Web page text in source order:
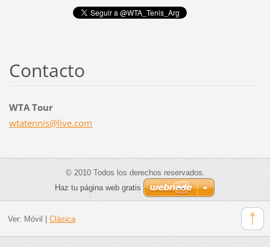
Contacto
WTA Tour
wtatennis@live.com
© 2010 Todos los derechos reservados.
Haz tu página web gratis
Ver: Móvil Clásica